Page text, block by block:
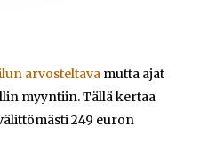
arvosteltava mutta ajat
myyntiin. Tällä kertaa
249 euron